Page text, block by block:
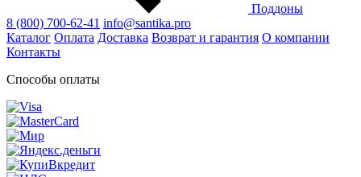
Поддоны
8 (800) 700-62-41 info@santika.pro
Каталог Оплата Доставка Возврат и гарантия О компании
Контакты
Способы оплаты